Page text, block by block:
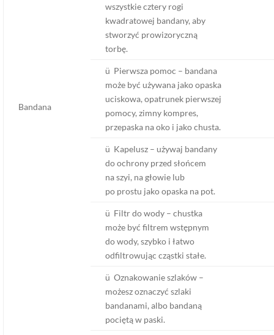
Bandana
wszystkie cztery rogi
kwadratowej bandany, aby
stworzyć prowizoryczną
torbę.
ü Pierwsza pomoc – bandana
może być używana jako opaska
uciskowa, opatrunek pierwszej
pomocy, zimny kompres,
przepaska na oko i jako chusta.
ü Kapelusz – używaj bandany
do ochrony przed słońcem
na szyi, na głowie lub
po prostu jako opaska na pot.
ü Filtr do wody – chustka
może być filtrem wstępnym
do wody, szybko i łatwo
odfiltrowując cząstki stałe.
ü Oznakowanie szlaków –
możesz oznaczyć szlaki
bandanami, albo bandaną
pociętą w paski.